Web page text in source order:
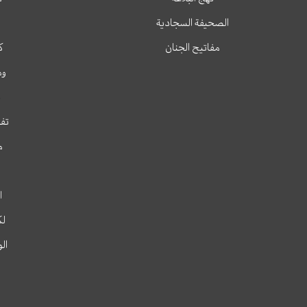
الصحيفة السجادية
مفاتيح الجنان